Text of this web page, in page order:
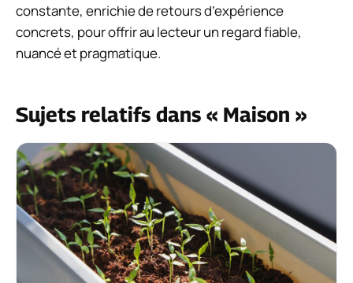
constante, enrichie de retours d’expérience
concrets, pour offrir au lecteur un regard fiable,
nuancé et pragmatique.
Sujets relatifs dans « Maison »